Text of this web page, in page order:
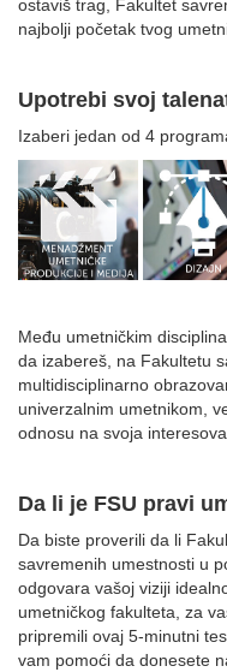
ostaviš trag, Fakultet
najbolji početak tvog
Upotrebi svoj
Izaberi jedan od 4
Među umetničkim
da izabereš, na Fakultetu
multidisciplinarno
univerzalnim umetnikom,
odnosu na svoja
Da li je FSU pravi
Da biste proverili da li
savremenih umestnosti u
odgovara vašoj viziji
umetničkog fakulteta, za
pripremili ovaj 5-minutni
vam pomoći da donesete